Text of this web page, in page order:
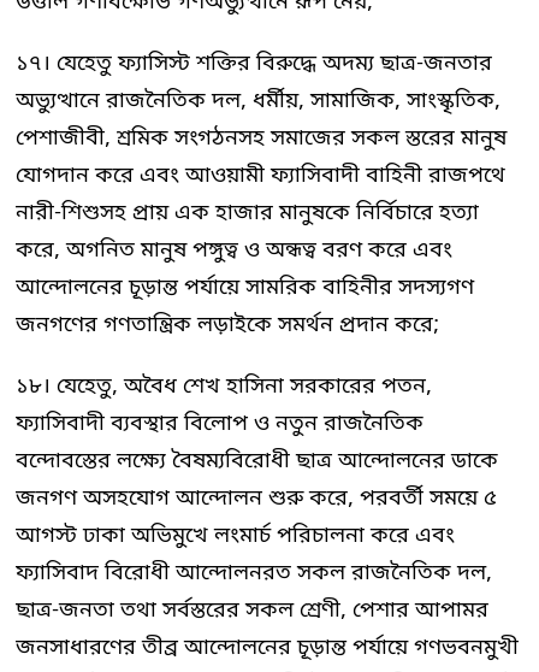
১৭। যেহেতু ফ্যাসিস্ট শক্তির বিরুদ্ধে অদম্য ছাত্র-জনতার
অভ্যুত্থানে রাজনৈতিক দল, ধর্মীয়, সামাজিক, সাংস্কৃতিক,
পেশাজীবী, শ্রমিক সংগঠনসহ সমাজের সকল স্তরের মানুষ
যোগদান করে এবং আওয়ামী ফ্যাসিবাদী বাহিনী রাজপথে
নারী-শিশুসহ প্রায় এক হাজার মানুষকে নির্বিচারে হত্যা
করে, অগনিত মানুষ পঙ্গুত্ব ও অন্ধত্ব বরণ করে এবং
আন্দোলনের চূড়ান্ত পর্যায়ে সামরিক বাহিনীর সদস্যগণ
জনগণের গণতান্ত্রিক লড়াইকে সমর্থন প্রদান করে;
১৮। যেহেতু, অবৈধ শেখ হাসিনা সরকারের পতন,
ফ্যাসিবাদী ব্যবস্থার বিলোপ ও নতুন রাজনৈতিক
বন্দোবস্তের লক্ষ্যে বৈষম্যবিরোধী ছাত্র আন্দোলনের ডাকে
জনগণ অসহযোগ আন্দোলন শুরু করে, পরবর্তী সময়ে ৫
আগস্ট ঢাকা অভিমুখে লংমার্চ পরিচালনা করে এবং
ফ্যাসিবাদ বিরোধী আন্দোলনরত সকল রাজনৈতিক দল,
ছাত্র-জনতা তথা সর্বস্তরের সকল শ্রেণী, পেশার আপামর
জনসাধারণের তীব্র আন্দোলনের চূড়ান্ত পর্যায়ে গণভবনমুখী